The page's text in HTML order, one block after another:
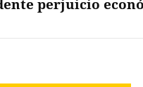
perjuicio